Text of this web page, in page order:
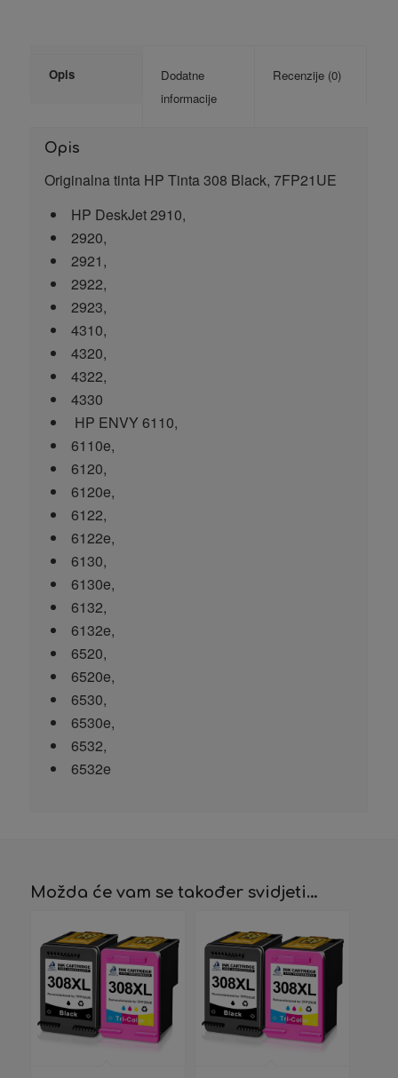
Opis
Dodatne
informacije
Recenzije (0)
Opis
Originalna tinta HP Tinta 308 Black, 7FP21UE
HP DeskJet 2910,
2920,
2921,
2922,
2923,
4310,
4320,
4322,
4330
HP ENVY 6110,
6110e,
6120,
6120e,
6122,
6122e,
6130,
6130e,
6132,
6132e,
6520,
6520e,
6530,
6530e,
6532,
6532e
Možda će vam se također svidjeti…